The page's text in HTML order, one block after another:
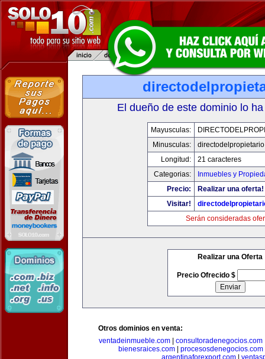
El dueño de este dominio lo
Mayusculas:
Minusculas:
Longitud:
21 caracteres
Categorias:
Inmuebles y
Precio:
Realizar una oferta!
Visitar!
Serán consideradas
Realizar una Oferta
Precio Ofrecido $
Otros dominios en venta:
ventadeinmueble.com| consultoradenegocios.com
bienesraices.com
procesosdenegocios.com
argentinaforexport.com|